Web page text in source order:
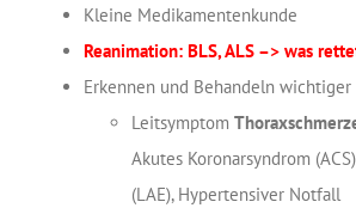
Kleine Medikamentenkunde
Reanimation: BLS, ALS –> was
Erkennen und Behandeln
Leitsymptom
Akutes Koronarsyndrom
(LAE), Hypertensiver Notfall